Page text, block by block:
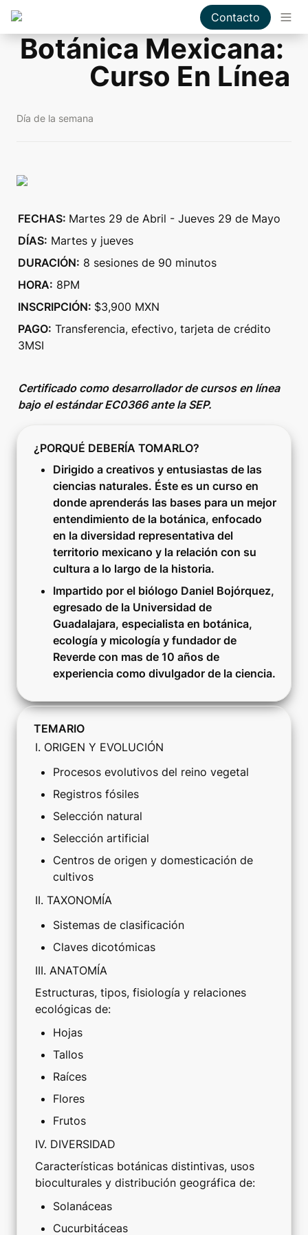
Contacto
Botánica Mexicana:
Curso En Línea
Día de la semana
FECHAS: Martes 29 de Abril - Jueves 29 de Mayo
DÍAS: Martes y jueves
DURACIÓN: 8 sesiones de 90 minutos
HORA: 8PM
INSCRIPCIÓN: $3,900 MXN
PAGO: Transferencia, efectivo, tarjeta de crédito
3MSI
Certificado como desarrollador de cursos en línea
bajo el estándar EC0366 ante la SEP.
¿PORQUÉ DEBERÍA TOMARLO?
Dirigido a creativos y entusiastas de las
ciencias naturales. Éste es un curso en
donde aprenderás las bases para un mejor
entendimiento de la botánica, enfocado
en la diversidad representativa del
territorio mexicano y la relación con su
cultura a lo largo de la historia.
Impartido por el biólogo Daniel Bojórquez,
egresado de la Universidad de
Guadalajara, especialista en botánica,
ecología y micología y fundador de
Reverde con mas de 10 años de
experiencia como divulgador de la ciencia.
TEMARIO
I. ORIGEN Y EVOLUCIÓN
Procesos evolutivos del reino vegetal
Registros fósiles
Selección natural
Selección artificial
Centros de origen y domesticación de
cultivos
II. TAXONOMÍA
Sistemas de clasificación
Claves dicotómicas
III. ANATOMÍA
Estructuras, tipos, fisiología y relaciones
ecológicas de:
Hojas
Tallos
Raíces
Flores
Frutos
IV. DIVERSIDAD
Características botánicas distintivas, usos
bioculturales y distribución geográfica de:
Solanáceas
Cucurbitáceas